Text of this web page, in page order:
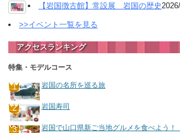
【岩国徴古館】常設展 岩国の歴史
>>イベント一覧を見る
アクセスランキング
特集・モデルコース
岩国の名所を巡る旅
岩国寿司
岩国で山口県新ご当地グルメを食べよう！